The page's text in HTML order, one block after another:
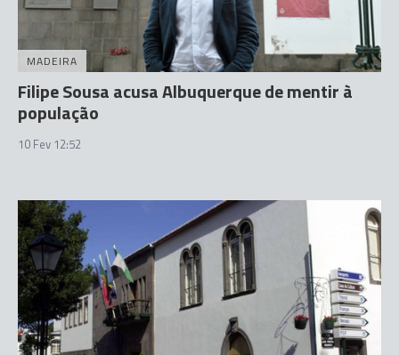
MADEIRA
Filipe Sousa acusa Albuquerque de mentir à
população
10 Fev 12:52